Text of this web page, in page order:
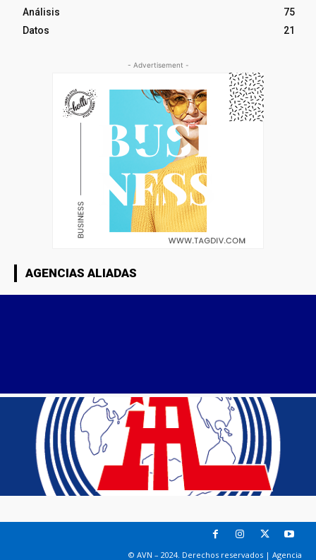
Análisis
75
Datos
21
- Advertisement -
AGENCIAS ALIADAS
© AVN – 2024. Derechos reservados | Agencia